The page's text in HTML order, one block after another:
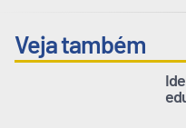
Veja também